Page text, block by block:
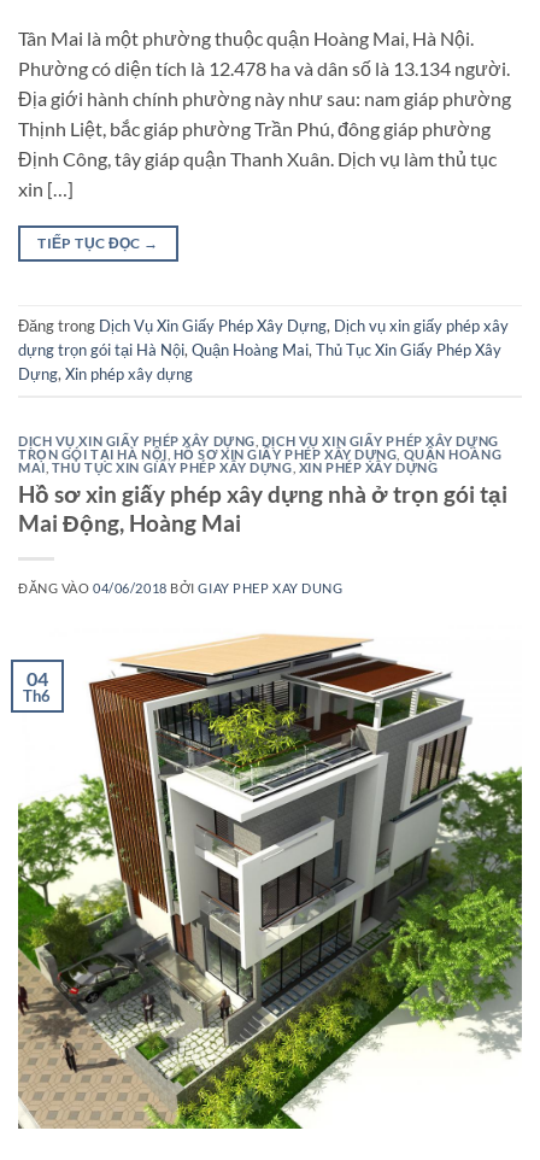
Tân Mai là một phường thuộc quận Hoàng Mai, Hà Nội.
Phường có diện tích là 12.478 ha và dân số là 13.134 người.
Địa giới hành chính phường này như sau: nam giáp phường
Thịnh Liệt, bắc giáp phường Trần Phú, đông giáp phường
Định Công, tây giáp quận Thanh Xuân. Dịch vụ làm thủ tục
xin […]
TIẾP TỤC ĐỌC →
Đăng trong Dịch Vụ Xin Giấy Phép Xây Dựng, Dịch vụ xin giấy phép xây
dựng trọn gói tại Hà Nội, Quận Hoàng Mai, Thủ Tục Xin Giấy Phép Xây
Dựng, Xin phép xây dựng
DỊCH VỤ XIN GIẤY PHÉP XÂY DỰNG DỊCH VỤ XIN GIẤY PHÉP XÂY DỰNG
TRỌN GÓI TẠI HÀ NỘI HỒ SƠ XIN GIẤY PHÉP XÂY DỰNG QUẬN HOÀNG
MAI THỦ TỤC XIN GIẤY PHÉP XÂY DỰNG XIN PHÉP XÂY DỰNG
Hồ sơ xin giấy phép xây dựng nhà ở trọn gói tại
Mai Động, Hoàng Mai
ĐĂNG VÀO04/06/2018 BỞIGIAY PHEP XAY DUNG
04
Th6